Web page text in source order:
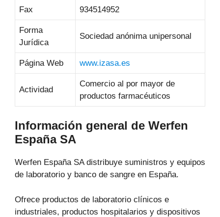
Fax 934514952
Forma
Jurídica
Sociedad anónima unipersonal
Página Web www.izasa.es
Actividad
Comercio al por mayor de
productos farmacéuticos
Información general de Werfen
España SA
Werfen España SA distribuye suministros y equipos
de laboratorio y banco de sangre en España.
Ofrece productos de laboratorio clínicos e
industriales, productos hospitalarios y dispositivos